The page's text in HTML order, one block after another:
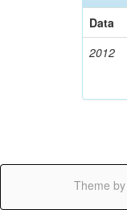
Data
2012
Theme by